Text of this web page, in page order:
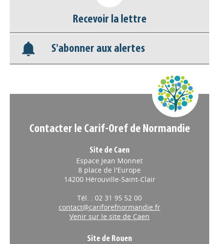
Base documentaire
Nos veilles Scoop.it
Recevoir la lettre
S'abonner aux alertes
Contacter le Carif-Oref de Normandie
Site de Caen
Espace Jean Monnet
8 place de l'Europe
14200 Hérouville-Saint-Clair
Tél. : 02 31 95 52 00
contact@cariforefnormandie.fr
Venir sur le site de Caen
Site de Rouen